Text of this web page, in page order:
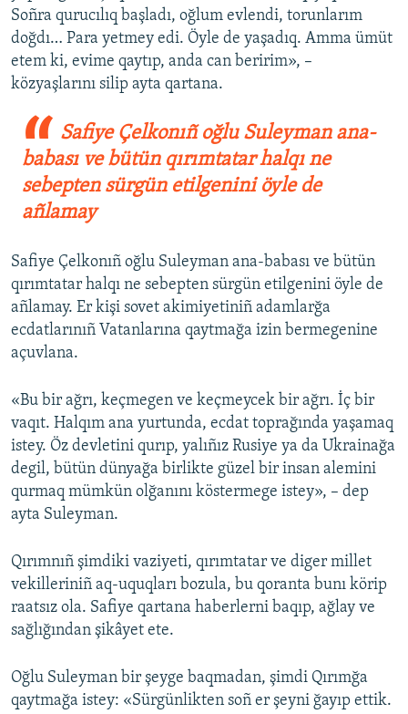
Soñra qurucılıq başladı, oğlum evlendi, torunlarım
doğdı… Para yetmey edi. Öyle de yaşadıq. Amma ümüt
etem ki, evime qaytıp, anda can beririm», –
közyaşlarını silip ayta qartana.
Safiye Çelkonıñ oğlu Suleyman ana-
babası ve bütün qırımtatar halqı ne
sebepten sürgün etilgenini öyle de
añlamay
Safiye Çelkonıñ oğlu Suleyman ana-babası ve bütün
qırımtatar halqı ne sebepten sürgün etilgenini öyle de
añlamay. Er kişi sovet akimiyetiniñ adamlarğa
ecdatlarınıñ Vatanlarına qaytmağa izin bermegenine
açuvlana.
«Bu bir ağrı, keçmegen ve keçmeycek bir ağrı. İç bir
vaqıt. Halqım ana yurtunda, ecdat toprağında yaşamaq
istey. Öz devletini qurıp, yalıñız Rusiye ya da Ukrainağa
degil, bütün dünyağa birlikte güzel bir insan alemini
qurmaq mümkün olğanını köstermege istey», – dep
ayta Suleyman.
Qırımnıñ şimdiki vaziyeti, qırımtatar ve diger millet
vekilleriniñ aq-uquqları bozula, bu qoranta bunı körip
raatsız ola. Safiye qartana haberlerni baqıp, ağlay ve
sağlığından şikâyet ete.
Oğlu Suleyman bir şeyge baqmadan, şimdi Qırımğa
qaytmağa istey: «Sürgünlikten soñ er şeyni ğayıp ettik.